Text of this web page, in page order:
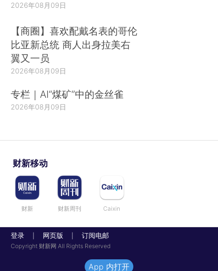
2026年08月09日
【商圈】喜欢配戴名表的哥伦
比亚新总统 商人出身拉美右
翼又一员
2026年08月09日
专栏｜AI“煤矿”中的金丝雀
2026年08月09日
财新移动
财新 财新周刊 Caixin
登录 网页版 订阅电邮
Copyright 财新网 All Rights Reserved
App 内打开